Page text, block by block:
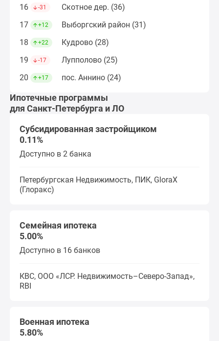
16
-31
Скотное дер. (36)
17
+12
Выборгский район (31)
18
+22
Кудрово (28)
19
-17
Лупполово (25)
20
+17 пос. Аннино (24)
Ипотечные программы
для Санкт-Петербурга и ЛО
Субсидированная застройщиком
0.11%
Доступно в 2 банка
Петербургская Недвижимость, ПИК, GloraX
(Глоракс)
Семейная ипотека
5.00%
Доступно в 16 банков
КВС, ООО «ЛСР. Недвижимость–Северо-Запад»,
RBI
Военная ипотека
5.80%